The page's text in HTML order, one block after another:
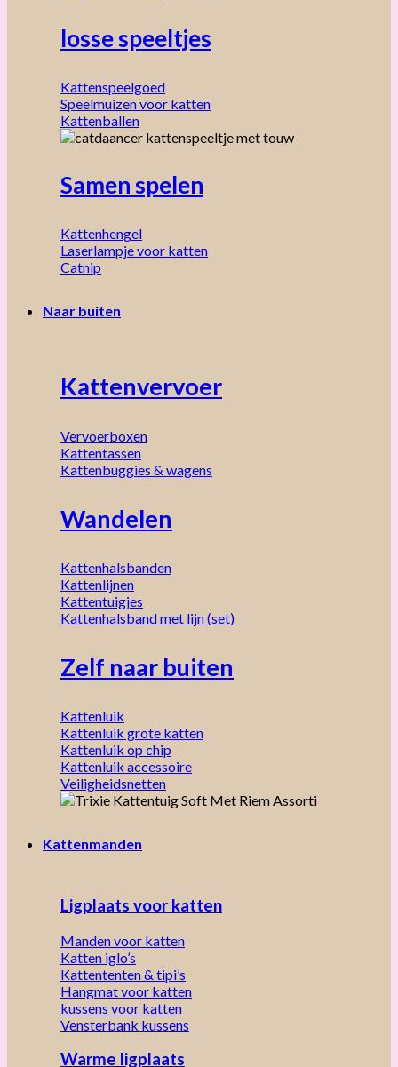
losse speeltjes
Kattenspeelgoed
Speelmuizen voor katten
Kattenballen
Samen spelen
Kattenhengel
Laserlampje voor katten
Catnip
Naar buiten
Kattenvervoer
Vervoerboxen
Kattentassen
Kattenbuggies & wagens
Wandelen
Kattenhalsbanden
Kattenlijnen
Kattentuigjes
Kattenhalsband met lijn (set)
Zelf naar buiten
Kattenluik
Kattenluik grote katten
Kattenluik op chip
Kattenluik accessoire
Veiligheidsnetten
Kattenmanden
Ligplaats voor katten
Manden voor katten
Katten iglo’s
Kattententen & tipi’s
Hangmat voor katten
kussens voor katten
Vensterbank kussens
Warme ligplaats